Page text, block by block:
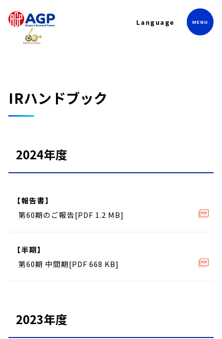
Language
IRハンドブック
2024年度
【報告書】
第60期のご報告[PDF 1.2 MB]
【半期】
第60期 中間期[PDF 668 KB]
2023年度